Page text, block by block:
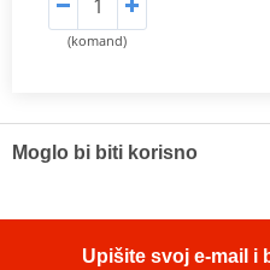
(komand)
Moglo bi biti korisno
ml (ideal
Upišite svoj e-mail i